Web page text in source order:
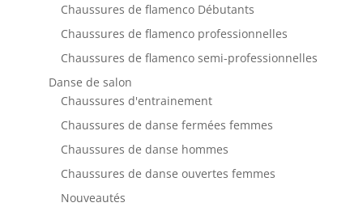
Chaussures de flamenco Débutants
Chaussures de flamenco professionnelles
Chaussures de flamenco semi-professionnelles
Danse de salon
Chaussures d'entrainement
Chaussures de danse fermées femmes
Chaussures de danse hommes
Chaussures de danse ouvertes femmes
Nouveautés